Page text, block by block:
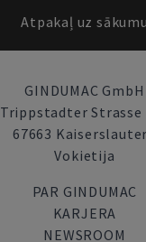
Atpakaļ uz sākumu
GINDUMAC GmbH
Trippstadter Strasse
67663
Vokietija
PAR GINDUMAC
KARJERA
NEWSROOM